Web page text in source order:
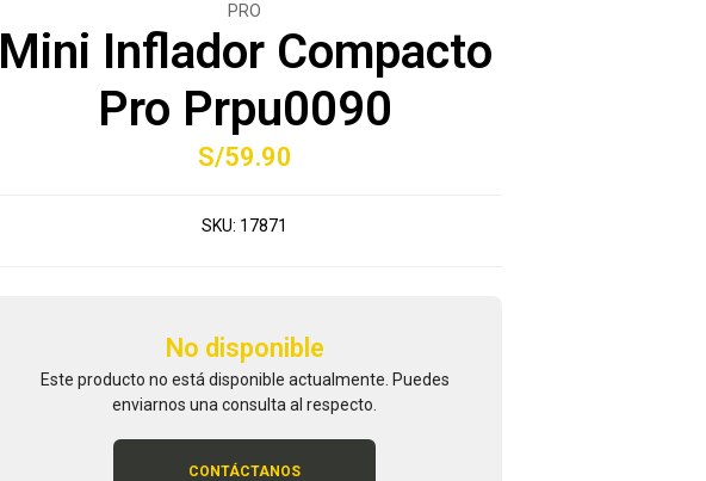
PRO
Mini Inflador Compacto
Pro Prpu0090
S/59.90
SKU: 17871
No disponible
Este producto no está disponible actualmente. Puedes
enviarnos una consulta al respecto.
CONTÁCTANOS